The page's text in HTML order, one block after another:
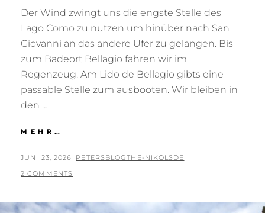
Der Wind zwingt uns die engste Stelle des
Lago Como zu nutzen um hinüber nach San
Giovanni an das andere Ufer zu gelangen. Bis
zum Badeort Bellagio fahren wir im
Regenzeug. Am Lido de Bellagio gibts eine
passable Stelle zum ausbooten. Wir bleiben in
den …
MEHR…
IN
SPORTSBAR
POSTED
ON
JUNI 23, 2026 BY
PETERSBLOGTHE-NIKOLSDE
2 COMMENTS